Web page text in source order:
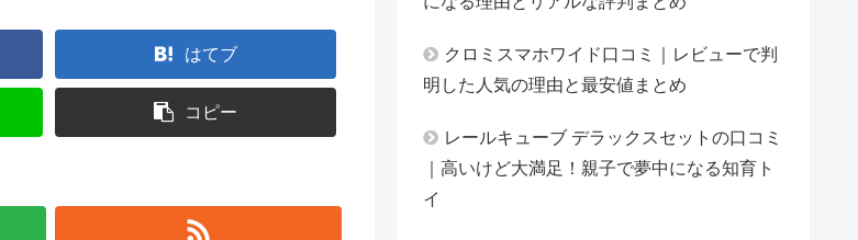
はてブ
コピー
クロミスマホワイド口コミ｜レビューで判
明した人気の理由と最安値まとめ
レールキューブ デラックスセットの口コミ
｜高いけど大満足！親子で夢中になる知育ト
イ